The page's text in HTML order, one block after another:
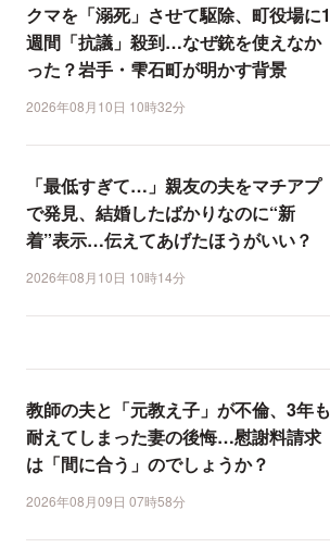
クマを「溺死」させて駆除、町役場に1
週間「抗議」殺到…なぜ銃を使えなか
った？岩手・雫石町が明かす背景
2026年08月10日 10時32分
「最低すぎて…」親友の夫をマチアプ
で発見、結婚したばかりなのに“新
着”表示…伝えてあげたほうがいい？
2026年08月10日 10時14分
教師の夫と「元教え子」が不倫、3年も
耐えてしまった妻の後悔…慰謝料請求
は「間に合う」のでしょうか？
2026年08月09日 07時58分